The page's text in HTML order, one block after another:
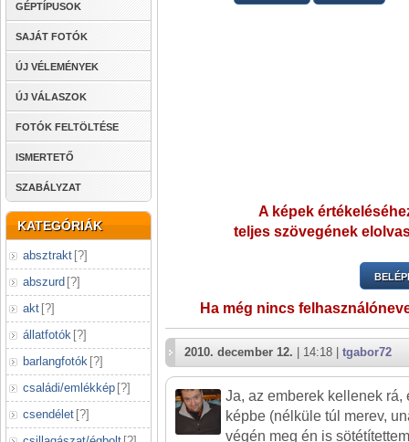
GÉPTÍPUSOK
SAJÁT FOTÓK
ÚJ VÉLEMÉNYEK
ÚJ VÁLASZOK
FOTÓK FELTÖLTÉSE
ISMERTETŐ
SZABÁLYZAT
KATEGÓRIÁK
absztrakt [?]
abszurd [?]
akt [?]
állatfotók [?]
barlangfotók [?]
családi/emlékkép [?]
csendélet [?]
A képek
teljes szövegének
Ha még nincs
2010. december 12. | 14:18 | tgabor72
Ja, az emberek kellenek rá,
képbe (nélküle túl merev,
végén meg én is